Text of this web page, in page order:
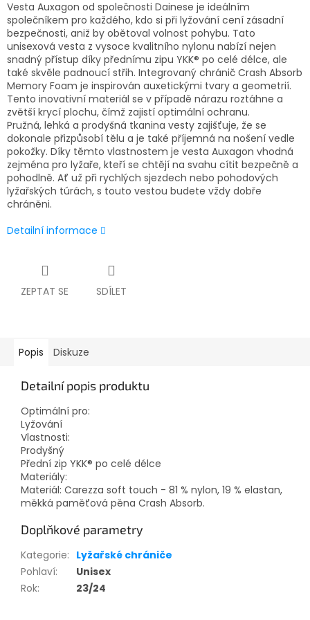
Vesta Auxagon od společnosti Dainese je ideálním
společníkem pro každého, kdo si při lyžování cení zásadní
bezpečnosti, aniž by obětoval volnost pohybu. Tato
unisexová vesta z vysoce kvalitního nylonu nabízí nejen
snadný přístup díky přednímu zipu YKK® po celé délce, ale
také skvěle padnoucí střih. Integrovaný chránič Crash Absorb
Memory Foam je inspirován auxetickými tvary a geometrií.
Tento inovativní materiál se v případě nárazu roztáhne a
zvětší krycí plochu, čímž zajistí optimální ochranu.
Pružná, lehká a prodyšná tkanina vesty zajišťuje, že se
dokonale přizpůsobí tělu a je také příjemná na nošení vedle
pokožky. Díky těmto vlastnostem je vesta Auxagon vhodná
zejména pro lyžaře, kteří se chtějí na svahu cítit bezpečně a
pohodlně. Ať už při rychlých sjezdech nebo pohodových
lyžařských túrách, s touto vestou budete vždy dobře
chráněni.
Detailní informace
ZEPTAT SE SDÍLET
Popis Diskuze
Detailní popis produktu
Optimální pro:
Lyžování
Vlastnosti:
Prodyšný
Přední zip YKK® po celé délce
Materiály:
Materiál: Carezza soft touch - 81 % nylon, 19 % elastan,
měkká paměťová pěna Crash Absorb.
Doplňkové parametry
Kategorie: Lyžařské chrániče
Pohlaví:
Unisex
Rok: 23/24